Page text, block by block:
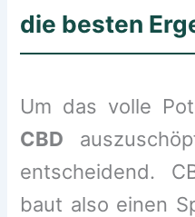
die besten
Um das volle
CBD
entscheidend.
baut also einen